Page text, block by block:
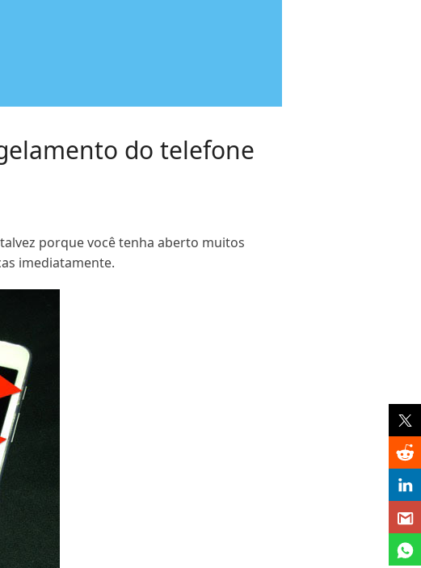
do telefone
porque você tenha aberto muitos
imediatamente.